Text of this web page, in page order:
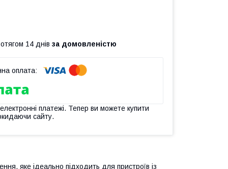
14 днів за домовленістю
платежі. Тепер ви можете купити
сайту.
яке ідеально підходить для пристроїв із